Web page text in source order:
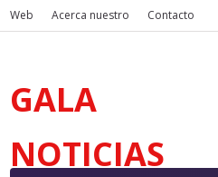
Web Acerca nuestro Contacto
GALA
NOTICIAS